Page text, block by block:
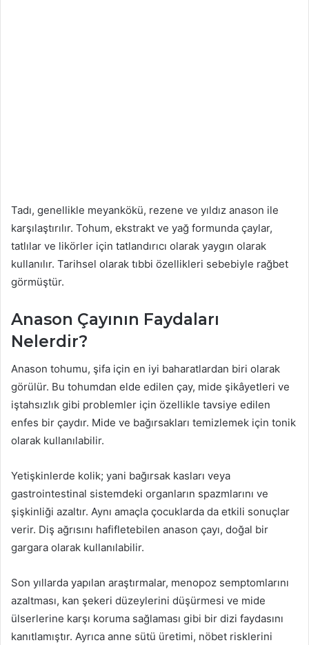
Tadı, genellikle meyankökü, rezene ve yıldız anason ile
karşılaştırılır. Tohum, ekstrakt ve yağ formunda çaylar,
tatlılar ve likörler için tatlandırıcı olarak yaygın olarak
kullanılır. Tarihsel olarak tıbbi özellikleri sebebiyle rağbet
görmüştür.
Anason Çayının Faydaları
Nelerdir?
Anason tohumu, şifa için en iyi baharatlardan biri olarak
görülür. Bu tohumdan elde edilen çay, mide şikâyetleri ve
iştahsızlık gibi problemler için özellikle tavsiye edilen
enfes bir çaydır. Mide ve bağırsakları temizlemek için tonik
olarak kullanılabilir.
Yetişkinlerde kolik; yani bağırsak kasları veya
gastrointestinal sistemdeki organların spazmlarını ve
şişkinliği azaltır. Aynı amaçla çocuklarda da etkili sonuçlar
verir. Diş ağrısını hafifletebilen anason çayı, doğal bir
gargara olarak kullanılabilir.
Son yıllarda yapılan araştırmalar, menopoz semptomlarını
azaltması, kan şekeri düzeylerini düşürmesi ve mide
ülserlerine karşı koruma sağlaması gibi bir dizi faydasını
kanıtlamıştır. Ayrıca anne sütü üretimi, nöbet risklerini